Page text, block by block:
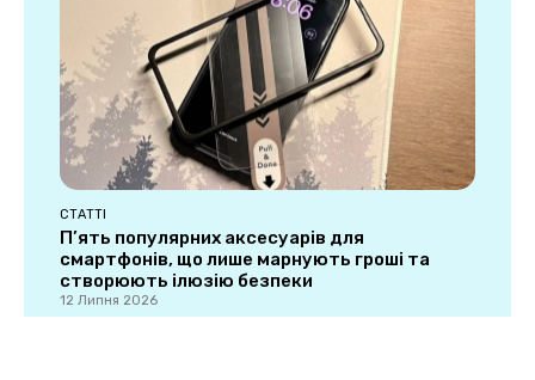
СТАТТІ
П’ять популярних аксесуарів для
смартфонів, що лише марнують гроші та
створюють ілюзію безпеки
12 Липня 2026